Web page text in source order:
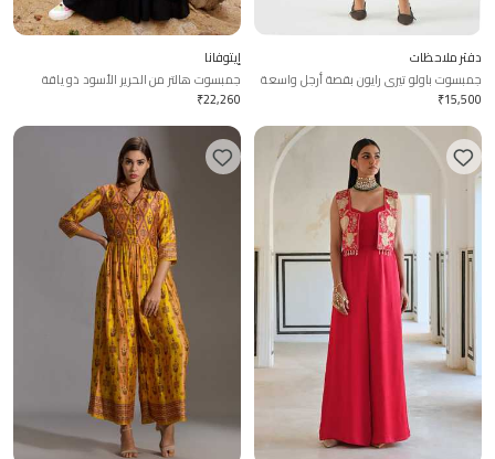
دفتر ملاحظات
جمبسوت باولو تيري رايون بقصة أرجل واسعة
وياقة مطوية
₹15,500
إيتوفانا
جمبسوت هالتر من الحرير الأسود ذو ياقة
مكشوفة
₹22,260